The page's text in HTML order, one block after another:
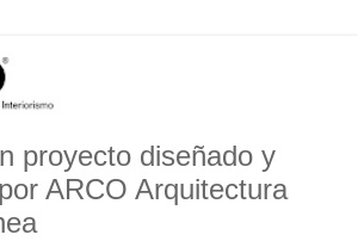
proyecto diseñado y
ARCO Arquitectura